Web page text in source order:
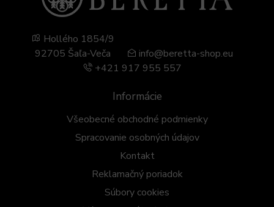
Informácie
Všeobecné obchodné podmienky
Spracovanie osobných údajov
Kontakt
Reklamačný poriadok
Súbory cookies
Hollého 1854/9
92705 Šaľa-Veča
info@beretta-shop.eu
+421 917 955 557